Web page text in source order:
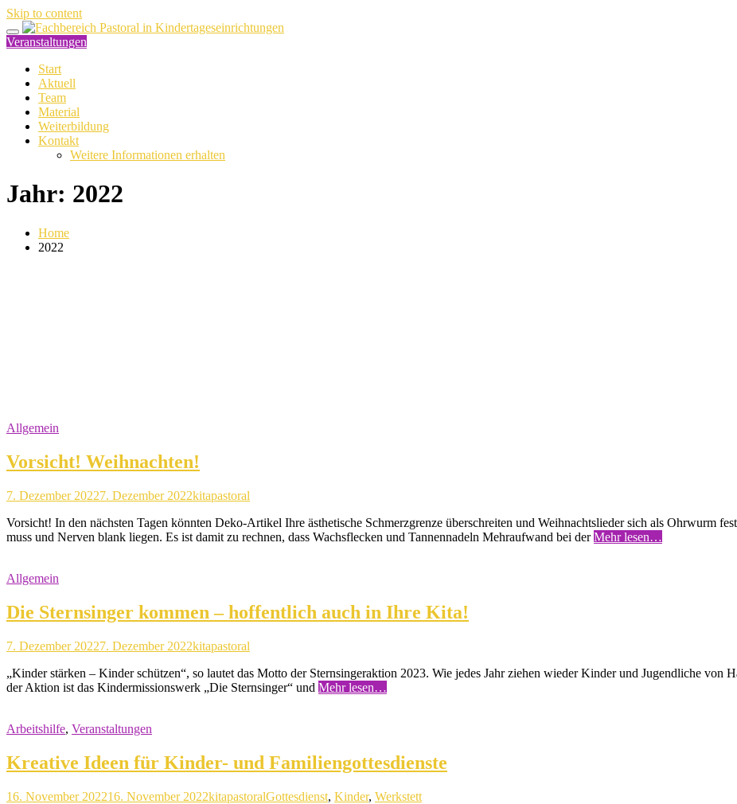
Skip to content
Veranstaltungen
Start
Aktuell
Team
Material
Weiterbildung
Kontakt
Weitere Informationen erhalten
Jahr: 2022
Home
2022
Allgemein
Vorsicht! Weihnachten!
7. Dezember 20227. Dezember 2022kitapastoral
Vorsicht! In den nächsten Tagen könnten Deko-Artikel Ihre ästhetische Schmerzgrenze überschreiten und Weihnachtslieder sich als Ohrwurm
muss und Nerven blank liegen. Es ist damit zu rechnen, dass Wachsflecken und Tannennadeln Mehraufwand bei derMehr lesen…
Allgemein
Die Sternsinger kommen – hoffentlich auch in Ihre Kita!
7. Dezember 20227. Dezember 2022kitapastoral
„Kinder stärken – Kinder schützen“, so lautet das Motto der Sternsingeraktion 2023. Wie jedes Jahr ziehen wieder Kinder und Jugendliche von
der Aktion ist das Kindermissionswerk „Die Sternsinger“ und Mehr lesen…
Arbeitshilfe, Veranstaltungen
Kreative Ideen für Kinder- und Familiengottesdienste
16. November 202216. November 2022kitapastoralGottesdienst, Kinder, Werkstett